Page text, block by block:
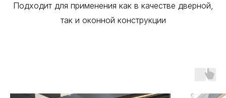
Подходит для применения как в качестве дверной,
так и оконной конструкции